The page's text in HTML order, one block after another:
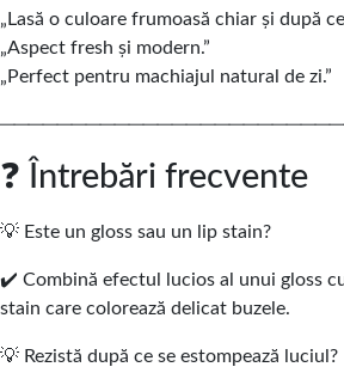
„Lasă o culoare frumoasă chiar și după
„Aspect fresh și modern.”
„Perfect pentru machiajul natural de zi.”
❓ Întrebări frecvente
💡 Este un gloss sau un lip stain?
✔️ Combină efectul lucios al unui gloss
stain care colorează delicat buzele.
💡 Rezistă după ce se estompează luciul?